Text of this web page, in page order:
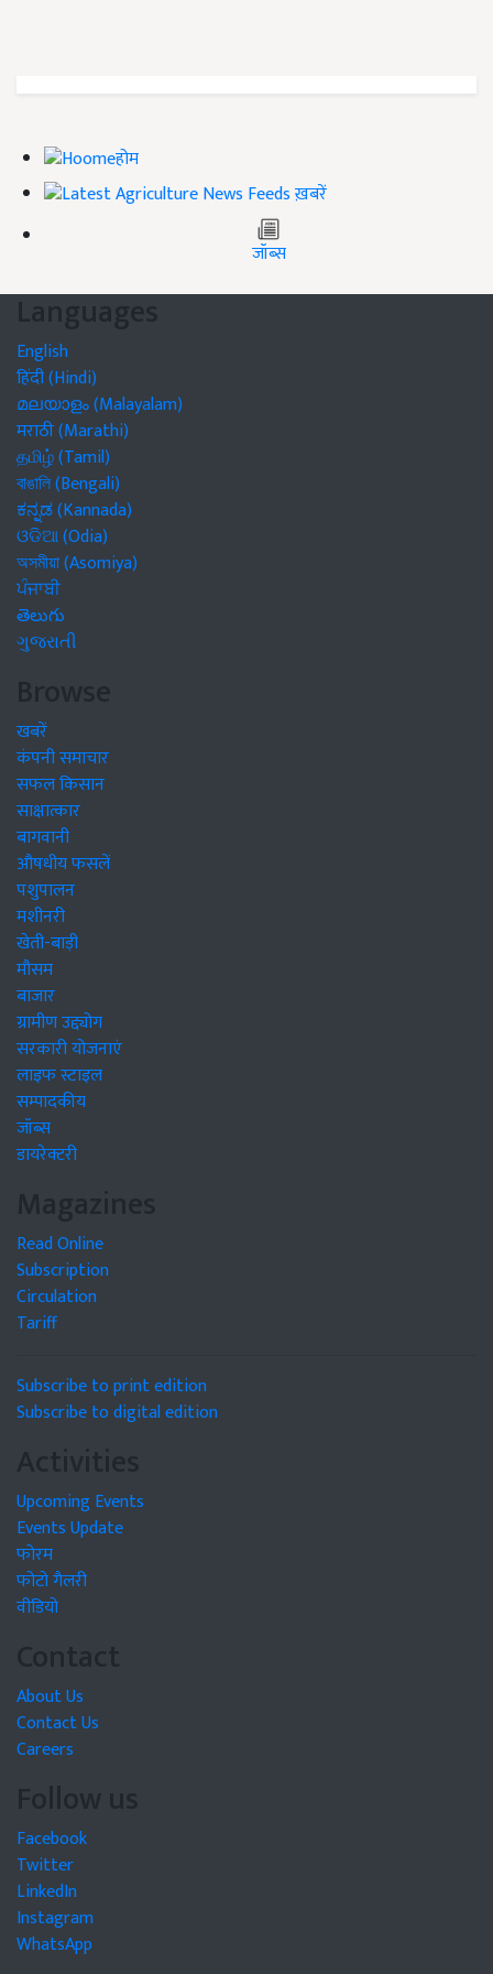
होम
ख़बरें
जॉब्स
Languages
English
हिंदी (Hindi)
മലയാളം (Malayalam)
मराठी (Marathi)
தமிழ் (Tamil)
বাঙালি (Bengali)
ಕನ್ನಡ (Kannada)
ଓଡିଆ (Odia)
অসমীয়া (Asomiya)
ਪੰਜਾਬੀ
తెలుగు
ગુજરાતી
Browse
खबरें
कंपनी समाचार
सफल किसान
साक्षात्कार
बागवानी
औषधीय फसलें
पशुपालन
मशीनरी
खेती-बाड़ी
मौसम
बाजार
ग्रामीण उद्द्योग
सरकारी योजनाएं
लाइफ स्टाइल
सम्पादकीय
जॉब्स
डायरेक्टरी
Magazines
Read Online
Subscription
Circulation
Tariff
Subscribe to print edition
Subscribe to digital edition
Activities
Upcoming Events
Events Update
फोरम
फोटो गैलरी
वीडियो
Contact
About Us
Contact Us
Careers
Follow us
Facebook
Twitter
LinkedIn
Instagram
WhatsApp